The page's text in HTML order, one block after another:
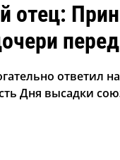
отец:
ответил
Дня высадки